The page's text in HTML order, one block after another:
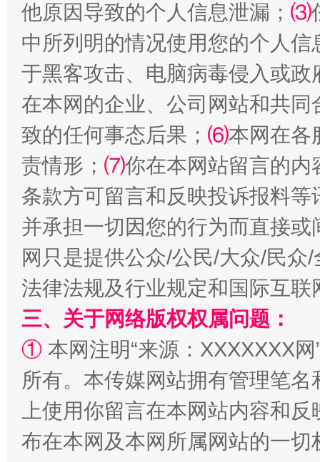
受贿1.44亿！段成刚被判无期 从幼
全民健身五年计划来了！等你上场
阿坝州三大球赛在茂县开幕 规模
他原因导致的个人信息泄漏； ⑶
中所列明的情况使用您的个人
于黑客攻击、电脑病毒侵入或
在本网的企业、公司网站和共
致的任何事态后果； ⑹本网在各
责情形； ⑺你在本网站留言的内
条款方可留言和反映投诉报料
并承担一切因您的行为而直接
网只是提供公众/公民/大众/民
法律法规及行业规定和国际互
三、关于网络版权权属问题：
① 本网注明“来源：XXXXXXX
所有。本传媒网站拥有管理笔
上使用你留言在本网站内容和
布在本网及本网所属网站的一